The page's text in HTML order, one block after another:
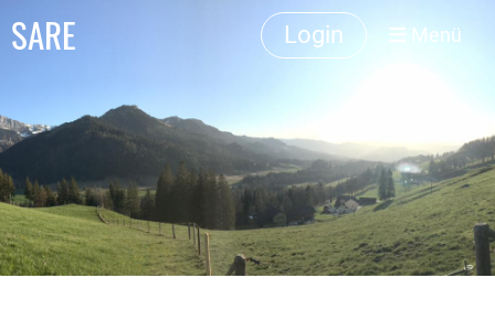
SARE Login Menü